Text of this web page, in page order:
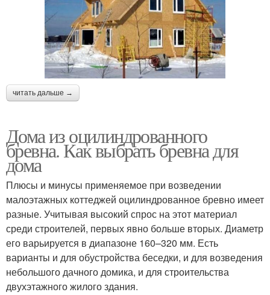
читать дальше →
Дома из оцилиндрованного
бревна. Как выбрать бревна для
дома
Плюсы и минусы применяемое при возведении
малоэтажных коттеджей оцилиндрованное бревно имеет
разные. Учитывая высокий спрос на этот материал
среди строителей, первых явно больше вторых. Диаметр
его варьируется в диапазоне 160–320 мм. Есть
варианты и для обустройства беседки, и для возведения
небольшого дачного домика, и для строительства
двухэтажного жилого здания.